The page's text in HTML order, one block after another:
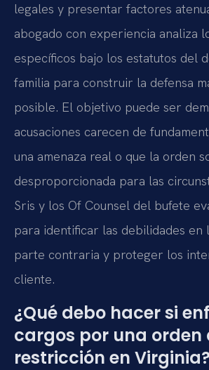
legales y presentar factores
abogado con experiencia analiza
específicos bajo los estatutos del
familia para construir la defensa
posible. El objetivo puede ser
acusaciones carecen de
una amenaza real o que la orden
desproporcionada para las
Sris y los Of Counsel del bufete
para identificar las debilidades en
parte contraria y proteger los
cliente.
¿Qué debo hacer si
cargos por una orden
restricción en Virginia?